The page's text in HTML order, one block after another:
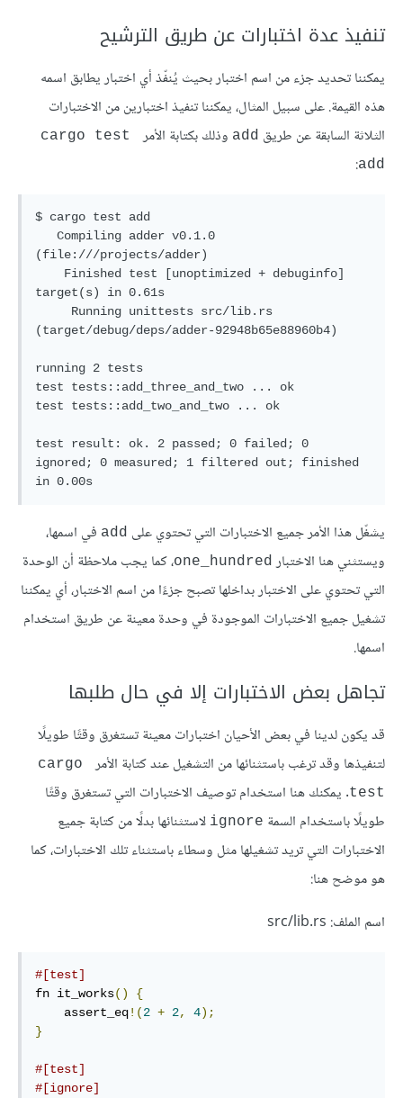
تنفيذ عدة اختبارات عن طريق الترشيح
يمكننا تحديد جزء من اسم اختبار بحيث يُنفّذ أي اختبار يطابق اسمه
هذه القيمة. على سبيل المثال، يمكننا تنفيذ اختبارين من الاختبارات
الثلاثة السابقة عن طريق add وذلك بكتابة الأمر
cargo test
add
:
$ cargo test add
(file:///projects/adder)
target(s) in 0.61s
(target/debug/deps/adder-92948b65e88960b4)
running 2 tests
test tests::add_three_and_two ... ok
test tests::add_two_and_two ... ok
test result: ok. 2 passed; 0 failed; 0
ignored; 0 measured; 1 filtered out; finished
يشغّل هذا الأمر جميع الاختبارات التي تحتوي على add في اسمها،
ويستثني هنا الاختبار one_hundred، كما يجب ملاحظة أن الوحدة
التي تحتوي على الاختبار بداخلها تصبح جزءًا من اسم الاختبار، أي يمكننا
تشغيل جميع الاختبارات الموجودة في وحدة معينة عن طريق استخدام
اسمها.
تجاهل بعض الاختبارات إلا في حال طلبها
قد يكون لدينا في بعض الأحيان اختبارات معينة تستغرق وقتًا طويلًا
لتنفيذها وقد ترغب باستثنائها من التشغيل عند كتابة الأمر
cargo
test. يمكنك هنا استخدام توصيف الاختبارات التي تستغرق وقتًا
طويلًا باستخدام السمة ignore لاستثنائها بدلًا من كتابة جميع
الاختبارات التي تريد تشغيلها مثل وسطاء باستثناء تلك الاختبارات، كما
هو موضح هنا:
اسم الملف: src/lib.rs
#[test]
fn it_works()
{
    assert_eq
!(2 + 2, 4);
}
#[test]
#[ignore]